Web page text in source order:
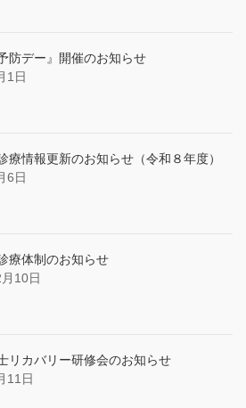
防デー』開催のお知らせ
1日
療情報更新のお知らせ（令和８年度）
6日
療体制のお知らせ
10日
リカバリー研修会のお知らせ
11日